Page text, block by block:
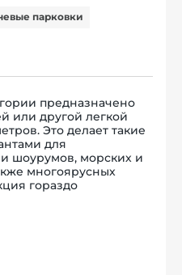
парковки
предназначено
или другой легкой
Это делает такие
для
шоурумов, морских и
многоярусных
гораздо